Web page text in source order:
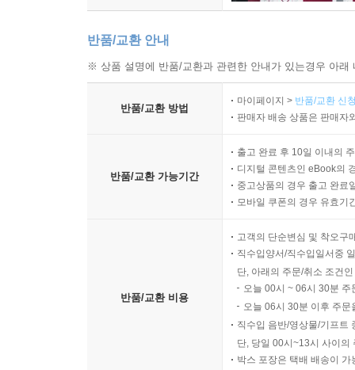
반품/교환 안내
※ 상품 설명에 반품/교환과 관련한 안내가 있는경우 아
반품/교환 방법
마이페이지 > 반품/교환 신
판매자 배송 상품은 판매자
반품/교환 가능기간
출고 완료 후 10일 이내의
디지털 콘텐츠인 eBook의
중고상품의 경우 출고 완료
모바일 쿠폰의 경우 유효기
반품/교환 비용
고객의 단순변심 및 착오구
직수입양서/직수입일서중
단, 아래의 주문/취소 조건
오늘 00시 ~ 06시 30분
오늘 06시 30분 이후 주
직수입 음반/영상물/기프트
단, 당일 00시~13시 사이의
박스 포장은 택배 배송이